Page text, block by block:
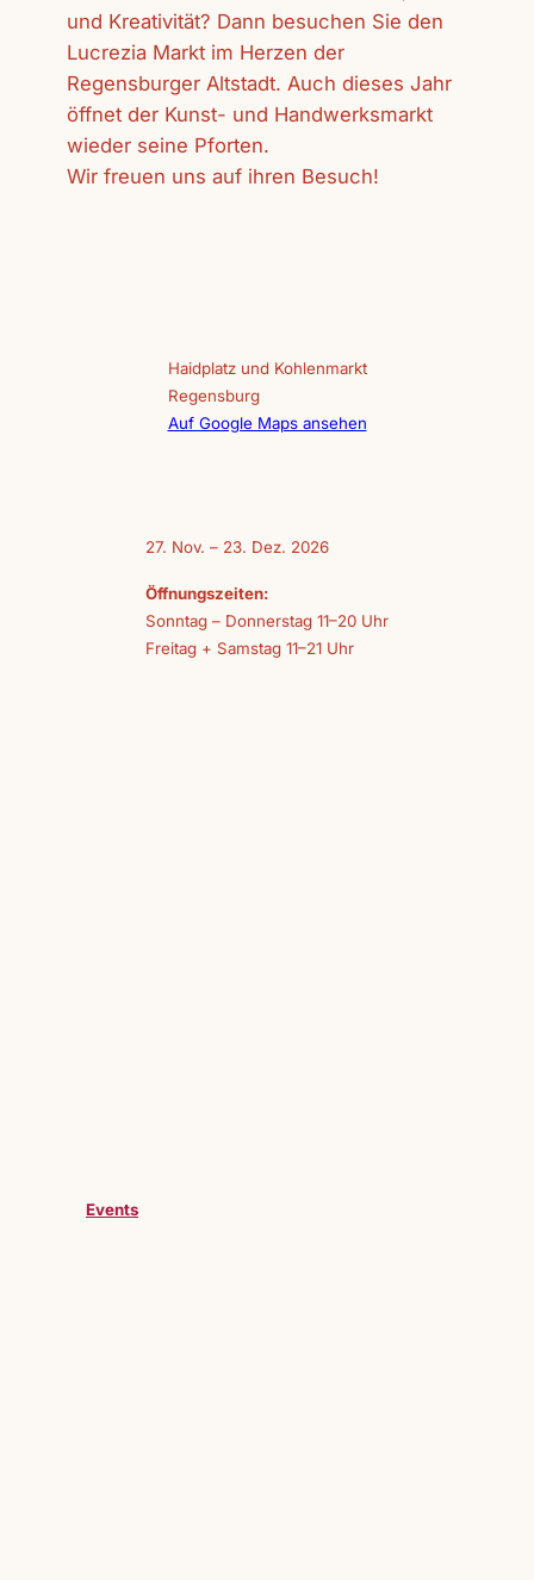
und Kreativität? Dann besuchen Sie den
Lucrezia Markt im Herzen der
Regensburger Altstadt. Auch dieses Jahr
öffnet der Kunst- und Handwerksmarkt
wieder seine Pforten.
Wir freuen uns auf ihren Besuch!
Haidplatz und Kohlenmarkt
Regensburg
Auf Google Maps ansehen
27. Nov. – 23. Dez. 2026
Öffnungszeiten:
Sonntag – Donnerstag 11–20 Uhr
Freitag + Samstag 11–21 Uhr
Events